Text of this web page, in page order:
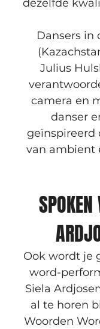
dezelfde
Dansers in
Julius
camera en
danser
geïnspireerd
van ambient
Ook wordt je
word-
Siela
al te horen
Woorden